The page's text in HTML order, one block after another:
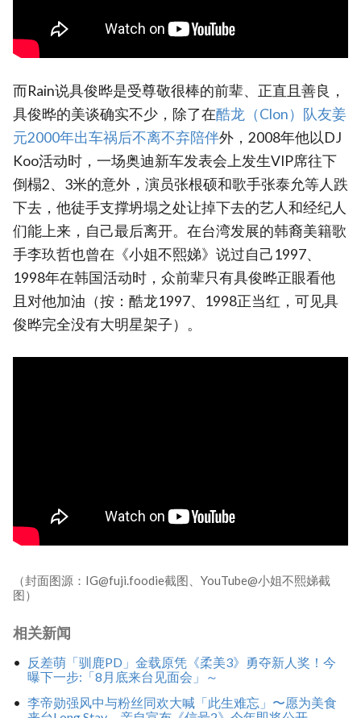
而Rain说具俊晔是受尊敬很棒的前辈、正直且善良，
具俊晔的美谈确实不少，除了在‎酷龙（Clon）队友姜
元2000年出车祸后不离不弃陪伴‎外，2008年他以DJ
Koo活动时，一场奥迪新车发表会上发生VIP席往下
倒榻2、3米的意外，演员张根硕和歌手张泰允等人跌
下去，他徒手支撑坍塌之处让掉下去的艺人和经纪人
们能上来，自己最后离开。在台湾发展的韩裔美籍歌
手李玖哲也曾在《小姐不熙娣》说过自己1997、
1998年在韩国活动时，众前辈只有具俊晔正眼看他
且对他加油（按：酷龙1997、1998正当红，可见具
俊晔完全没有大明星架子）。
（封面图源：IG@fuji.foodie截图、YouTube@小姐不熙娣截
图）
相关新闻
反差萌「驯鹿PD」金载原凭《柔美3》勇夺新人奖！今
曝下一步:「8月底来台见面会」～
李帝勋强风中与粉丝同欢大喊「此生难忘」〜愿为美食